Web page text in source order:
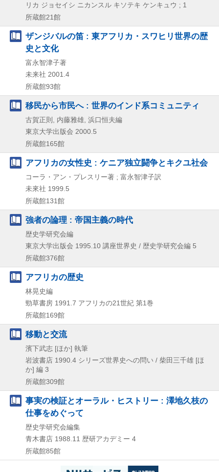
リカ ジョセイシ ニカンスル キソテキ ケンキュウ ; 1
所蔵館21館
ザンジバルの笛 : 東アフリカ・スワヒリ世界の歴
史と文化
富永智津子著
未来社 2001.4
所蔵館93館
移民から市民へ : 世界のインド系コミュニティ
古賀正則, 内藤雅雄, 浜口恒夫編
東京大学出版会 2000.5
所蔵館165館
アフリカの女性史 : ケニア独立闘争とキクユ社会
コーラ・アン・プレスリー著 ; 富永智津子訳
未來社 1999.5
所蔵館131館
強者の論理 : 帝国主義の時代
歴史学研究会編
東京大学出版会 1995.10 講座世界史 / 歴史学研究会編 5
所蔵館376館
アフリカの歴史
林晃史編
勁草書房 1991.7 アフリカの21世紀 第1巻
所蔵館169館
移動と交流
濱下武志 [ほか] 執筆
岩波書店 1990.4 シリーズ世界史への問い / 柴田三千雄 [ほ
か] 編 3
所蔵館309館
事実の検証とオーラル・ヒストリー : 澤地久枝の
仕事をめぐって
歴史学研究会編集
青木書店 1988.11 歴研アカデミー 4
所蔵館85館